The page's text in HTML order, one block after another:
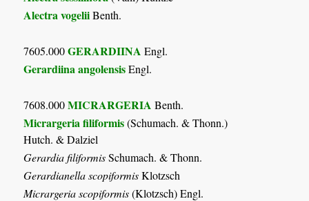
Alectra vogeliiBenth.
7605.000GERARDIINA Engl.
Gerardiina angolensisEngl.
7608.000MICRARGERIA Benth.
Micrargeria filiformis(Schumach. & Thonn.)
Hutch. & Dalziel
Gerardia filiformisSchumach. & Thonn.
Gerardianella scopiformisKlotzsch
Micrargeria scopiformis(Klotzsch) Engl.